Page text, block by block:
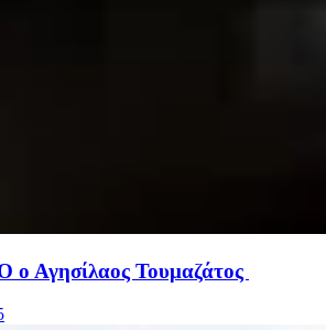
Αγησίλαος Τουμαζάτος